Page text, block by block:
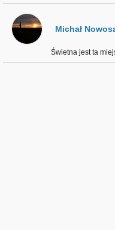
Michał
Świetna jest ta